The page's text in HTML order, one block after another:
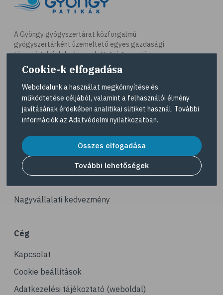
# lelki egyensúly
# netfüggőség
# függőségek
# szenvedélybetegség
# bántalmazás
# zaklatás
# online zaklatás
# bullying
# stresszcsökkentés
# társasjáték
# horgászat
# horgászás
# önbecsülés
# önértékelés
A Gyöngy gyógyszertárat közforgalmú
gyógyszertárként üzemeltető egyes gazdasági
társaságok felelnek az adott gyógyszertár
működésért. A Gyöngy gyógyszertárak listáját és
elérhetőségeit a Gyógyszertár kereső
tekintheti meg.
Navigáció
Dermokozmetikumok
Gyöngy Patika Magazin
Nagyvállalati kedvezmény
Cég
Kapcsolat
Cookie beállítások
Adatkezelési tájékoztató (weboldal)
Cookie-k elfogadása
Weboldalunk a használat megkönnyítése és
működtetése céljából, valamint a felhasználói élmény
javításának érdekében analitikai sütiket használ. További
információk az Adatvédelmi nyilatkozatban.
Összes elfogadása
További lehetőségek